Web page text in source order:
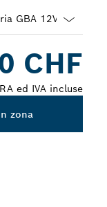
CHF
ed IVA incluse
zona